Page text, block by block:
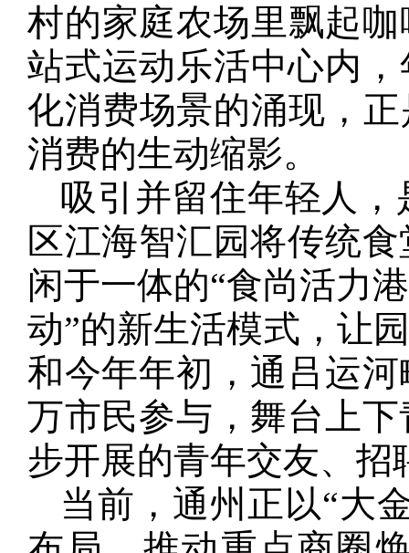
村的家庭农场里飘起
站式运动乐活中心内
化消费场景的涌现，
消费的生动缩影。
吸引并留住年轻人
区江海智汇园将传统
闲于一体的“食尚活力
动”的新生活模式，让
和今年年初，通吕运
万市民参与，舞台上
步开展的青年交友、
当前，通州正以“大